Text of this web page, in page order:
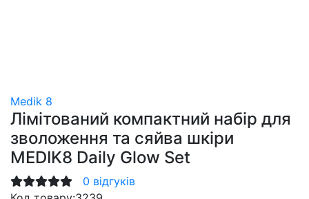
Medik 8
Лімітований компактний набір для
зволоження та сяйва шкіри
MEDIK8 Daily Glow Set
0 відгуків